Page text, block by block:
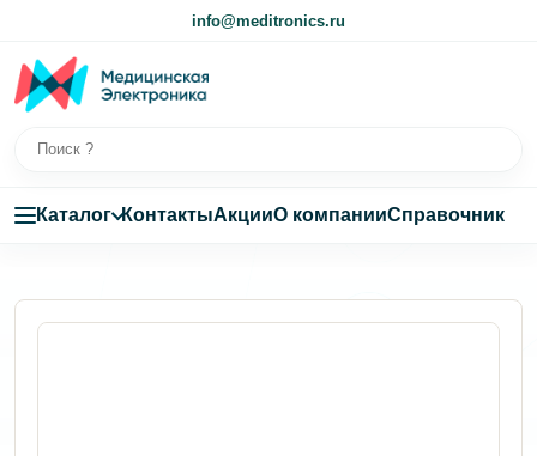
info@meditronics.ru
Каталог КонтактыАкцииО компанииСправочник